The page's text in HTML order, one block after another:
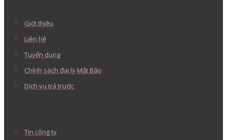
Giới thiệu
Liên hệ
Tuyển dụng
Chính sách đại lý Mắt Bão
Dịch vụ trả trước
Tin công ty